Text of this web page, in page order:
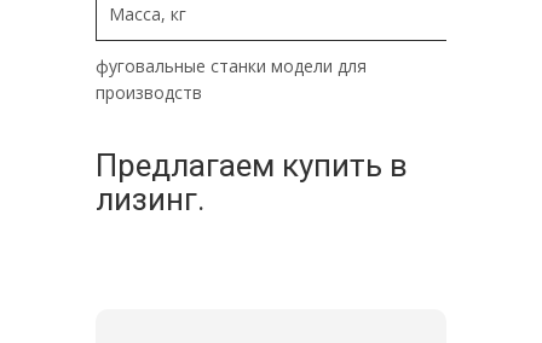
Масса, кг
фуговальные станки модели для
производств
Предлагаем купить в
лизинг.